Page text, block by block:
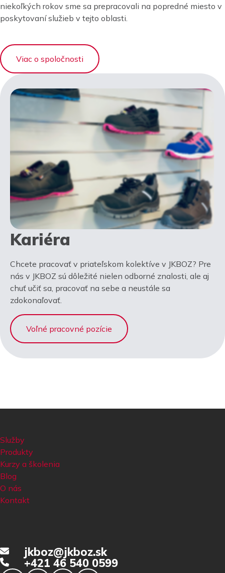
niekoľkých rokov sme sa prepracovali na popredné miesto v
poskytovaní služieb v tejto oblasti.
Viac o spoločnosti
Kariéra
Chcete pracovať v priateľskom kolektíve v JKBOZ? Pre
nás v JKBOZ sú dôležité nielen odborné znalosti, ale aj
chuť učiť sa, pracovať na sebe a neustále sa
zdokonaľovať.
Voľné pracovné pozície
Služby
Produkty
Kurzy a školenia
Blog
O nás
Kontakt
jkboz@jkboz.sk
+421 46 540 0599